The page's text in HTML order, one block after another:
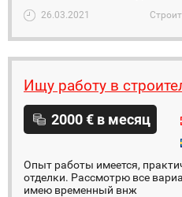
26.03.2021
Ищу работу в
2000 € в месяц
Опыт работы имеется,
отделки. Рассмотрю все
имею временный внж